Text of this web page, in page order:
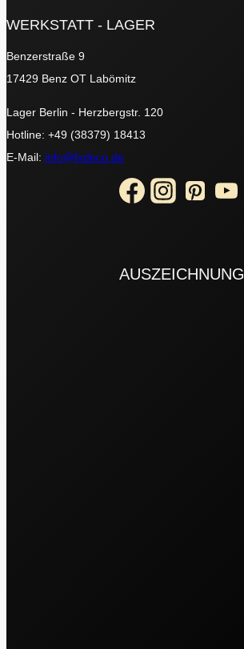
WERKSTATT - LAGER
Benzerstraße 9
17429 Benz OT Labömitz
Lager Berlin - Herzbergstr. 120
Hotline: +49 (38379) 18413
E-Mail: info@fxdeco.de
AUSZEICHNUNG